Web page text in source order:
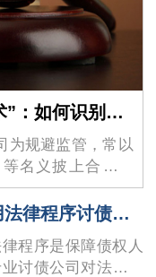
江阴讨债公司的 “资质伪装术”：如何识别虚假的 “法律咨询” 外衣？
为规避监管，常以
名义披上合法外
江阴讨债公司利用法律程序讨债的技巧与要点
程序是保障债权人
讨债公司对法律工